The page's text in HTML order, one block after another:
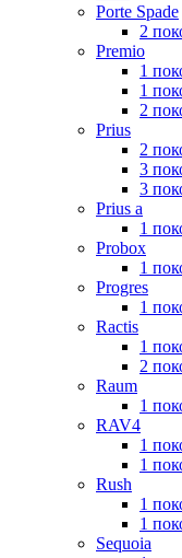
Porte Spade
2
Premio
1
1
2
Prius
2
3
3
Prius a
1
Probox
1
Progres
1
Ractis
1
2
Raum
1
RAV4
1
1
Rush
1
1
Sequoia